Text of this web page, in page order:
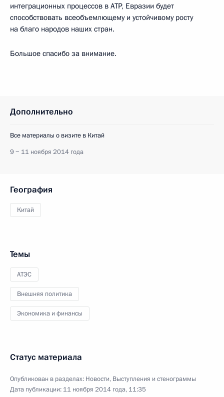
интеграционных процессов в АТР, Евразии будет
способствовать всеобъемлющему и устойчивому росту
на благо народов наших стран.
Большое спасибо за внимание.
Дополнительно
Все материалы о визите в Китай
9 − 11 ноября 2014 года
География
Китай
Темы
АТЭС
Внешняя политика
Экономика и финансы
Статус материала
Опубликован в разделах: Новости, Выступления и стенограммы
Дата публикации: 11 ноября 2014 года, 11:35